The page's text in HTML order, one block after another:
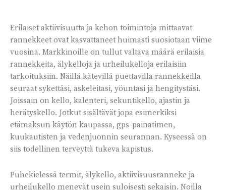
Erilaiset aktiivisuutta ja kehon toimintoja mittaavat
rannekkeet ovat kasvattaneet huimasti suosiotaan viime
vuosina. Markkinoille on tullut valtava määrä erilaisia
rannekkeita, älykelloja ja urheilukelloja erilaisiin
tarkoituksiin. Näillä kätevillä puettavilla rannekkeilla
seuraat sykettäsi, askeleitasi, yöuntasi ja hengitystäsi.
Joissain on kello, kalenteri, sekuntikello, ajastin ja
herätyskello. Jotkut sisältävät jopa esimerkiksi
etämaksun käytön kaupassa, gps-painatimen,
kuukautisten ja vedenjuonnin seurannan. Kyseessä on
siis todellinen terveyttä tukeva kapistus.
Puhekielessä termit, älykello, aktiivisuusranneke ja
urheilukello menevät usein suloisesti sekaisin. Noilla